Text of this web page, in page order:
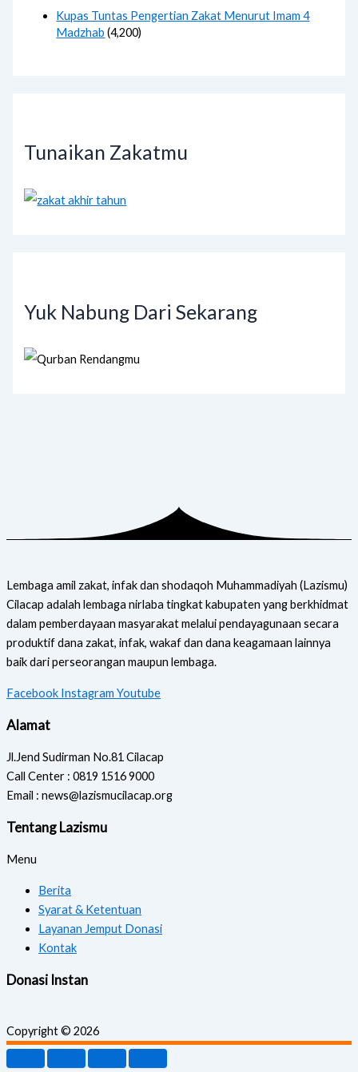
Kupas Tuntas Pengertian Zakat Menurut Imam 4
Madzhab (4,200)
Tunaikan Zakatmu
Yuk Nabung Dari Sekarang
Lembaga amil zakat, infak dan shodaqoh Muhammadiyah (Lazismu)
Cilacap adalah lembaga nirlaba tingkat kabupaten yang berkhidmat
dalam pemberdayaan masyarakat melalui pendayagunaan secara
produktif dana zakat, infak, wakaf dan dana keagamaan lainnya
baik dari perseorangan maupun lembaga.
Facebook Instagram Youtube
Alamat
Jl.Jend Sudirman No.81 Cilacap
Call Center : 0819 1516 9000
Email : news@lazismucilacap.org
Tentang Lazismu
Menu
Berita
Syarat & Ketentuan
Layanan Jemput Donasi
Kontak
Donasi Instan
Copyright © 2026